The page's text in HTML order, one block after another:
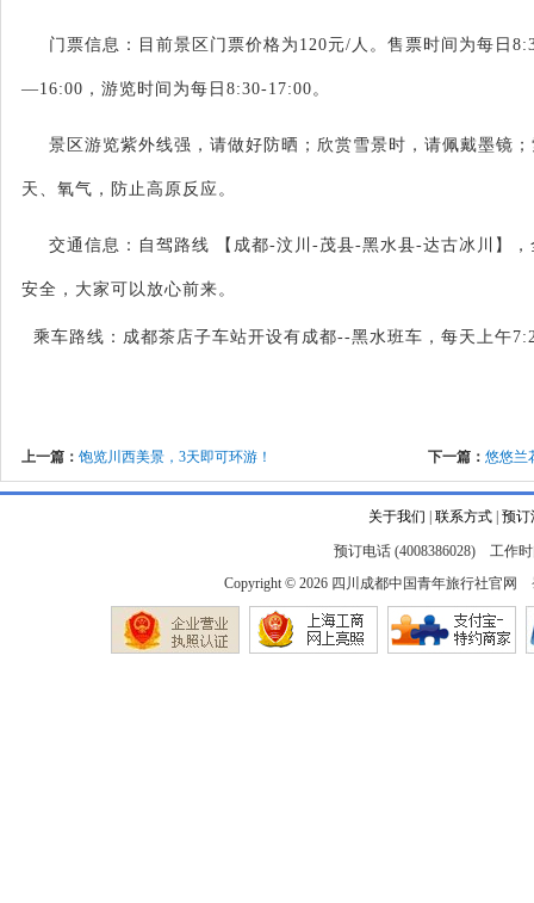
门票信息：目前景区门票价格为 120元/人。售票时间为每日
—16:00，游览时间为每日8:30-17:00。
景区游览紫外线强，请做好防晒；欣赏雪景时，请佩戴墨镜
天、氧气，防止高原反应。
交通信息：自驾路线 【成都-汶川-茂县-黑水县-达古冰川】
安全，大家可以放心前来。
乘车路线：成都茶店子车站开设有成都--黑水班车，每天上午
上一篇： 饱览川西美景，3天即可环游！ 下一篇： 悠悠兰
关于我们 联系方式| 预订
预订电话 (4008386028) 工作时
Copyright © 2026 四川成都中国青年旅行社官网